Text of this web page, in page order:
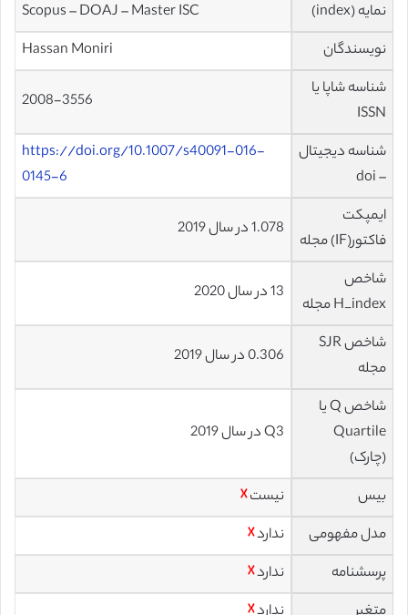
نمایه (index)
نویسندگان
Hassan Moniri
شناسه شاپا یا
ISSN
2008-3556
شناسه دیجیتال
– doi
https://doi.org/10.1007/s40091-016-
0145-6
ایمپکت
فاکتور(IF) مجله
1.078 در سال 2019
شاخص
H_index مجله
13 در سال 2020
شاخص SJR
مجله
0.306 در سال 2019
شاخص Q یا
Quartile
(چارک)
Q3 در سال 2019
بیس نیست☓
مدل مفهومی
ندارد☓
پرسشنامه
ندارد☓